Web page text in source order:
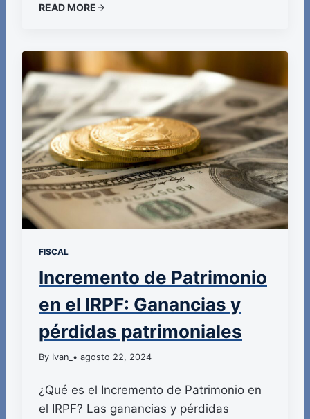
READ MORE
FISCAL
Incremento de Patrimonio
en el IRPF: Ganancias y
pérdidas patrimoniales
By Ivan_ • agosto 22, 2024
¿Qué es el Incremento de Patrimonio en
el IRPF? Las ganancias y pérdidas